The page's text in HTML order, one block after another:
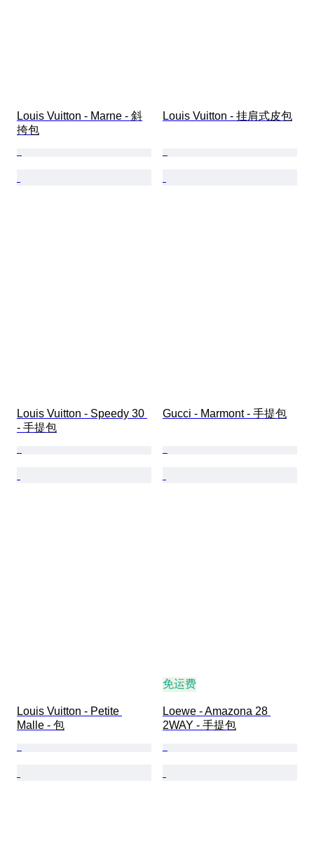
Louis Vuitton - Marne - 斜
挎包
Louis Vuitton - 挂肩式皮包
Louis Vuitton - Speedy 30
- 手提包
Gucci - Marmont - 手提包
Louis Vuitton - Petite
Malle - 包
免运费
Loewe - Amazona 28
2WAY - 手提包